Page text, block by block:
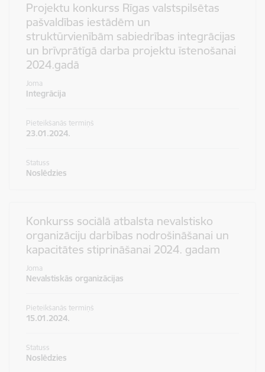
Projektu konkurss Rīgas valstspilsētas
pašvaldības iestādēm un
struktūrvienībām sabiedrības integrācijas
un brīvprātīgā darba projektu īstenošanai
2024.gadā
Joma
Integrācija
Pieteikšanās termiņš
23.01.2024.
Statuss
Noslēdzies
Konkurss sociālā atbalsta nevalstisko
organizāciju darbības nodrošināšanai un
kapacitātes stiprināšanai 2024. gadam
Joma
Nevalstiskās organizācijas
Pieteikšanās termiņš
15.01.2024.
Statuss
Noslēdzies